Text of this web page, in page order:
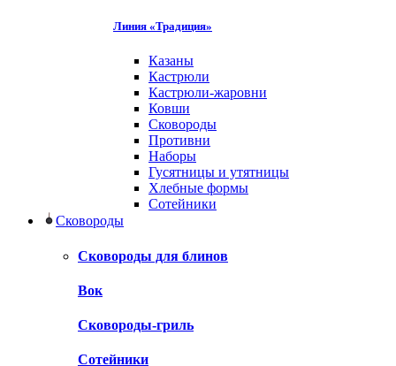
Линия «Традиция»
Казаны
Кастрюли
Кастрюли-жаровни
Ковши
Сковороды
Противни
Наборы
Гусятницы и утятницы
Хлебные формы
Сотейники
Сковороды
Сковороды для блинов
Вок
Сковороды-гриль
Сотейники